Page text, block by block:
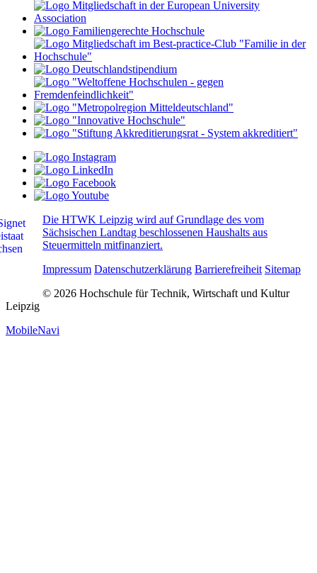
Die HTWK Leipzig wird auf Grundlage des vom
Sächsischen Landtag beschlossenen Haushalts aus
Steuermitteln mitfinanziert.
Impressum Datenschutzerklärung Barrierefreiheit Sitemap
© 2026 Hochschule für Technik, Wirtschaft und Kultur
Leipzig
MobileNavi